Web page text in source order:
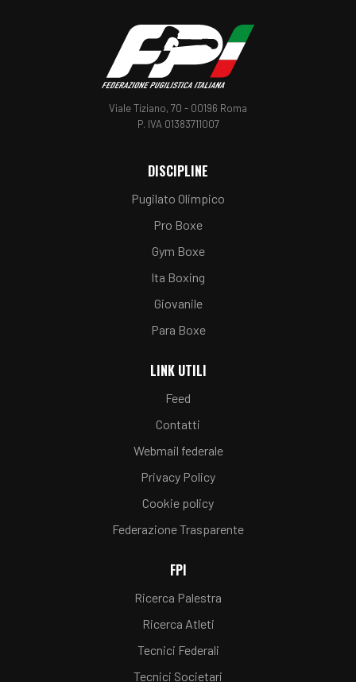
Viale Tiziano, 70 - 00196 Roma
P. IVA 01383711007
DISCIPLINE
Pugilato Olimpico
Pro Boxe
Gym Boxe
Ita Boxing
Giovanile
Para Boxe
LINK UTILI
Feed
Contatti
Webmail federale
Privacy Policy
Cookie policy
Federazione Trasparente
FPI
Ricerca Palestra
Ricerca Atleti
Tecnici Federali
Tecnici Societari